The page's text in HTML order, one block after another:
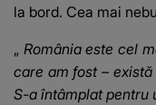
la bord. Cea mai
„ România este cel
care am fost –
S-a întâmplat pentru